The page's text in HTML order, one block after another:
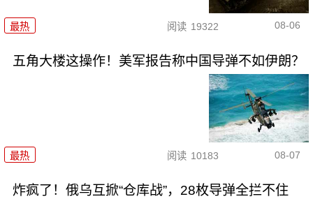
最热 阅读 19322 08-06
五角大楼这操作！美军报告称中国导弹不如伊朗？
最热 阅读 10183 08-07
炸疯了！俄乌互掀“仓库战”，28枚导弹全拦不住